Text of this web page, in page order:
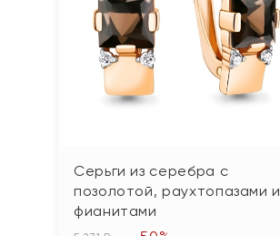
Серьги из серебра с
позолотой, раухтопазами и
фианитами